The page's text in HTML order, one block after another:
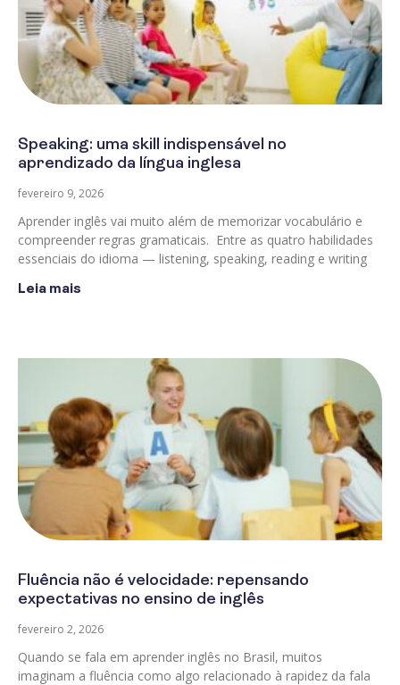
Speaking: uma skill indispensável no
aprendizado da língua inglesa
fevereiro 9, 2026
Aprender inglês vai muito além de memorizar vocabulário e
compreender regras gramaticais. Entre as quatro habilidades
essenciais do idioma — listening, speaking, reading e writing
Leia mais
Fluência não é velocidade: repensando
expectativas no ensino de inglês
fevereiro 2, 2026
Quando se fala em aprender inglês no Brasil, muitos
imaginam a fluência como algo relacionado à rapidez da fala